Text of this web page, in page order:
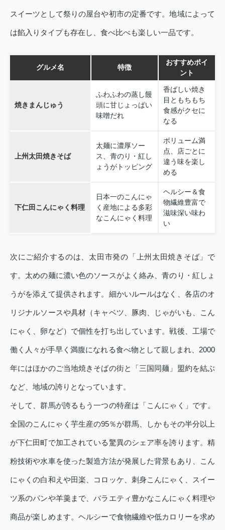
スイーツとして祭りの屋台や初市の定番です。地域によって
は餡入りタイプも存在し、食べ比べも楽しい一品です。
グルメ名 特徴
おすすめポイ
ント
焼きまんじゅう
ふわふわの蒸し饅
頭に甘じょっぱい
味噌だれ
香ばしい焼き
目ともちもち
食感がクセに
なる
上州太田焼きそば
太麺に濃厚ソー
ス、青のり・紅し
ょうがトッピング
ボリューム満
点、店ごとに
違う味を楽し
める
下仁田こんにゃく料理
日本一のこんにゃ
く産地による多彩
なこんにゃく料理
ヘルシー＆食
物繊維豊富で
滋味深い味わ
い
次にご紹介するのは、太田市発の「上州太田焼きそば」で
す。太めの麺に濃い色のソースがよく絡み、青のり・紅しょ
うがを添えて提供されます。細かいルールはなく、各店のオ
リジナルソースや具材（キャベツ、豚肉、じゃがいも、こん
にゃく、卵など）で個性を打ち出しています。戦後、工場で
働く人々が手早く満腹になれる食べ物として親しまれ、2000
年にはほかのご当地焼きそばの街と「三国同麺」盟約を結ぶ
など、地域の誇りとなっています。
そして、群馬が誇るもう一つの特産は「こんにゃく」です。
全国のこんにゃく芋生産の95％が群馬、しかもその半分以上
が下仁田町で加工されている驚異のシェア率を誇ります。精
粉技術や水車を使った製造方法が発展した背景もあり、こん
にゃくの白和えや田楽、コロッケ、刺身こんにゃく、スイー
ツ系のパンや羊羹まで、バラエティ豊かなこんにゃく料理や
商品が楽しめます。ヘルシーで食物繊維や低カロリーを求め